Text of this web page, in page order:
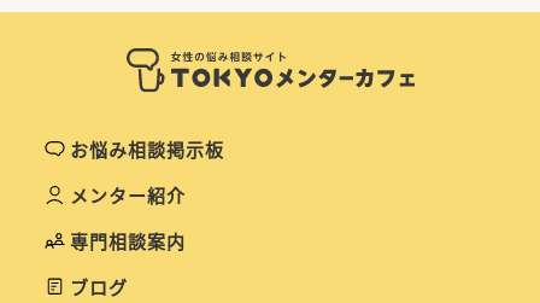
お悩み相談掲示板
メンター紹介
専門相談案内
ブログ